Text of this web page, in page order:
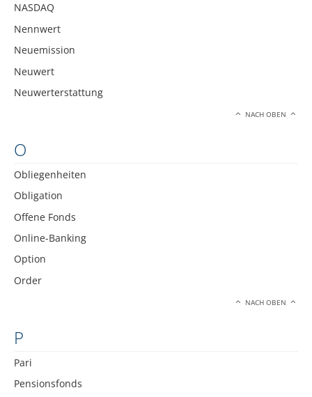
NASDAQ
Nennwert
Neuemission
Neuwert
Neuwerterstattung
NACH OBEN
O
Obliegenheiten
Obligation
Offene Fonds
Online-Banking
Option
Order
NACH OBEN
P
Pari
Pensionsfonds